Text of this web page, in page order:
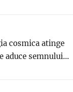
cosmica atinge
aduce semnului...